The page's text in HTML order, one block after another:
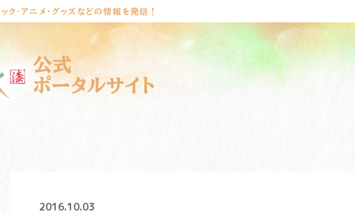
・アニメ・グッズなどの情報を発信！
公式
ポータルサイト
2016.10.03